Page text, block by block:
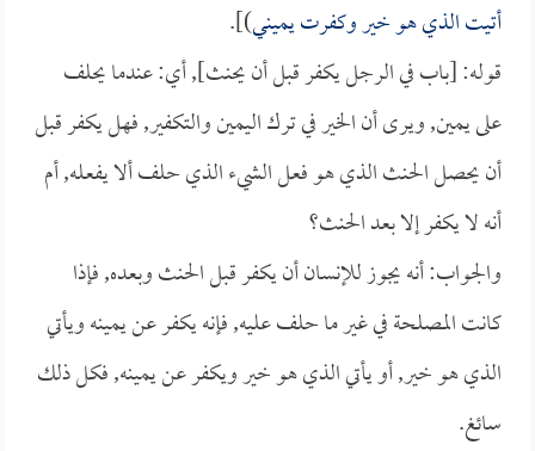
أتيت الذي هو خير وكفرت يميني)].
قوله: [باب في الرجل يكفر قبل أن يحنث], أي: عندما يحلف
على يمين, ويرى أن الخير في ترك اليمين والتكفير, فهل يكفر قبل
أن يحصل الحنث الذي هو فعل الشيء الذي حلف ألا يفعله, أم
أنه لا يكفر إلا بعد الحنث؟
والجواب: أنه يجوز للإنسان أن يكفر قبل الحنث وبعده, فإذا
كانت المصلحة في غير ما حلف عليه, فإنه يكفر عن يمينه ويأتي
الذي هو خير, أو يأتي الذي هو خير ويكفر عن يمينه, فكل ذلك
سائغ.